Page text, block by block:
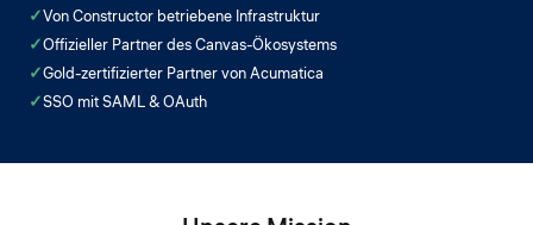
✓Von Constructor betriebene Infrastruktur
✓Offizieller Partner des Canvas-Ökosystems
✓Gold-zertifizierter Partner von Acumatica
✓SSO mit SAML & OAuth